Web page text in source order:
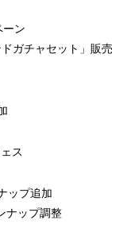
ーン
ガチャセット」販売
ス
ップ追加
ナップ調整